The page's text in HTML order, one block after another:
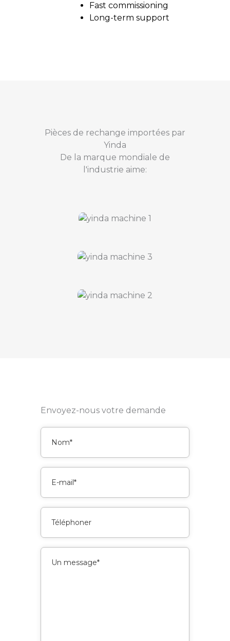
Fast commissioning
Long-term support
Pièces de rechange importées par
Yinda
De la marque mondiale de
l'industrie aime:
Envoyez-nous votre demande